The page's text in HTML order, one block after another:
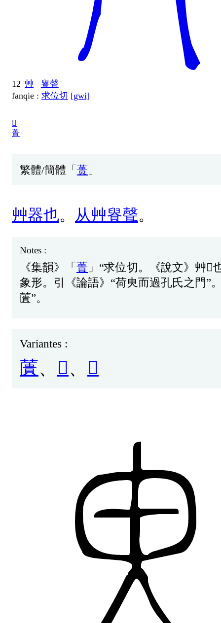
12 艸
䝿聲
fanqie : 求位切 [gwi]
𧂟
蕢
繁體/簡體「 蒉 」
艸器也。 从艸䝿聲。
Notes :
《集韻》「 蕢 」“求位切。《說文》 艸𠾖
象形。 引 《論語》“荷㬰而過孔氏之 門”
䕚”。
Variantes :
䕚、 𧷩、 𧂠